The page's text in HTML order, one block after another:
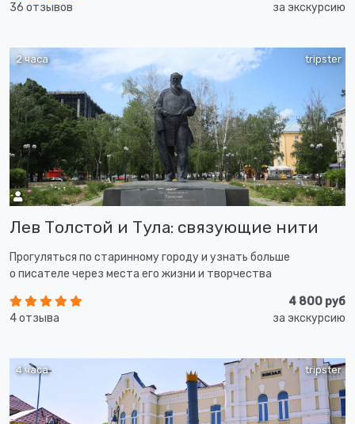
36 отзывов
за экскурсию
tripster
2 часа
Лев Толстой и Тула: связующие нити
Прогуляться по старинному городу и узнать больше
о писателе через места его жизни и творчества
4 отзыва
4 800 руб
за экскурсию
tripster
4 часа